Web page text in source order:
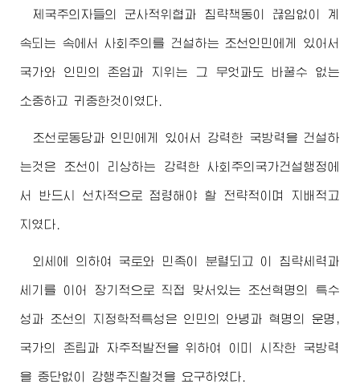
제국주의자들의 군사적위협과 침략책동이 끊임없이 계
속되는 속에서 사회주의를 건설하는 조선인민에게 있어서
국가와 인민의 존엄과 지위는 그 무엇과도 바꿀수 없는
소중하고 귀중한것이였다.
조선로동당과 인민에게 있어서 강력한 국방력을 건설하
는것은 조선이 리상하는 강력한 사회주의국가건설행정에
서 반드시 선차적으로 점령해야 할 전략적이며 지배적고
지였다.
외세에 의하여 국토와 민족이 분렬되고 이 침략세력과
세기를 이어 장기적으로 직접 맞서있는 조선혁명의 특수
성과 조선의 지정학적특성은 인민의 안녕과 혁명의 운명,
국가의 존립과 자주적발전을 위하여 이미 시작한 국방력
을 중단없이 강행추진할것을 요구하였다.